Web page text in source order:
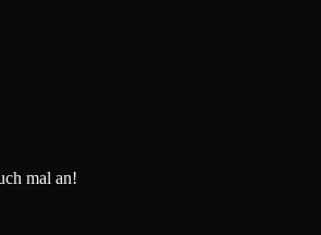
mal an!